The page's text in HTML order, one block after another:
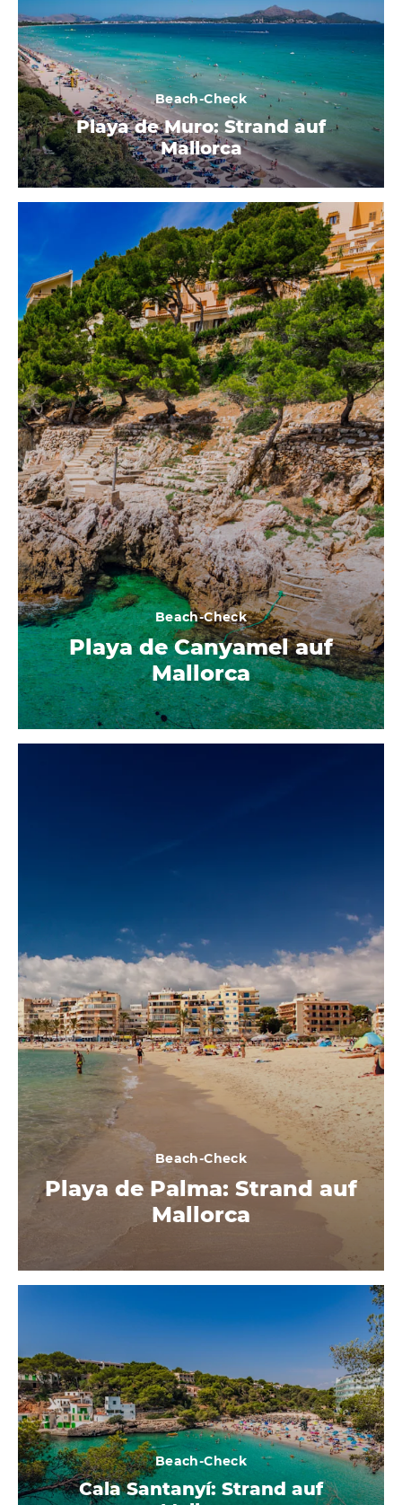
Beach-Check
Playa de Muro: Strand auf
Mallorca
Beach-Check
Playa de Canyamel auf
Mallorca
Beach-Check
Playa de Palma: Strand auf
Mallorca
Beach-Check
Cala Santanyí: Strand auf